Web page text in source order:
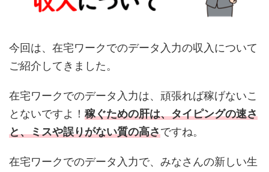
今回は、在宅ワークでのデータ入力の収入について
ご紹介してきました。
在宅ワークでのデータ入力は、頑張れば稼げないこ
とないですよ！ 稼ぐための肝は、タイピングの速さ
と、ミスや誤りがない質の高さですね。
在宅ワークでのデータ入力で、みなさんの新しい生